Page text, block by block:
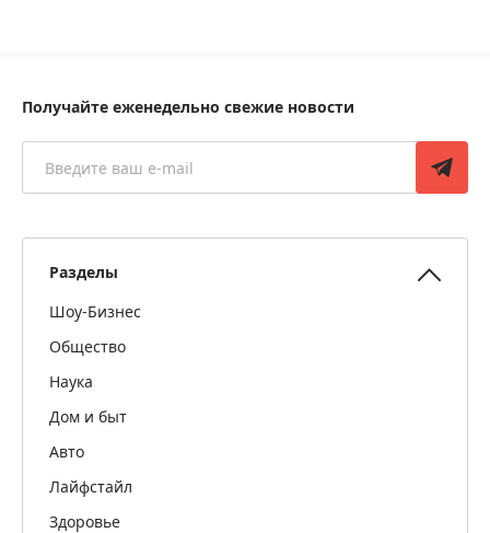
Получайте еженедельно свежие новости
Разделы
Шоу-Бизнес
Общество
Наука
Дом и быт
Авто
Лайфстайл
Здоровье